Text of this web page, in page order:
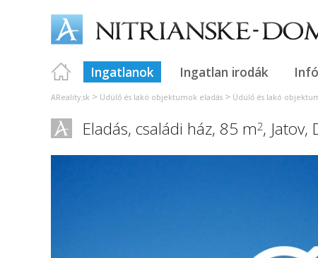
Ingatlanok Ingatlan irodák Infó
AReality.sk > Üdülő és lakó objektumok eladás > Üdülő és lakó
Eladás, családi ház, 85 m2, Jatov,